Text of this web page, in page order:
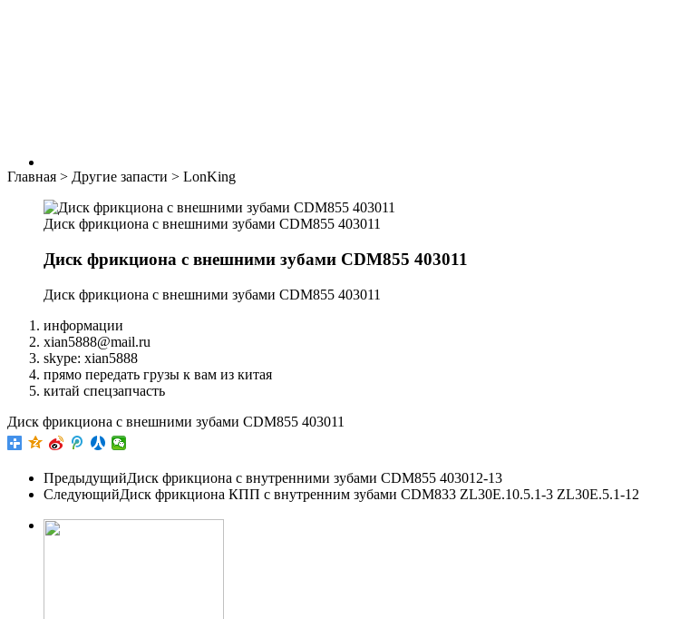
Главная > Другие запасти > LonKing
Диск фрикциона с внешними зубами CDM855 403011
Диск фрикциона с внешними зубами CDM855 403011
Диск фрикциона с внешними зубами CDM855 403011
информации
xian5888@mail.ru
skype: xian5888
прямо передать грузы к вам из китая
китай спецзапчасть
Диск фрикциона с внешними зубами CDM855 403011
ПредыдущийДиск фрикциона с внутренними зубами CDM855 403012-13
СледующийДиск фрикциона КПП с внутренним зубами CDM833 ZL30E.10.5.1-3 ZL30E.5.1-12